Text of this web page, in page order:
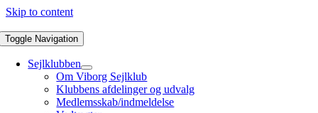
Skip to content
Toggle Navigation
Sejlklubben
Om Viborg Sejlklub
Klubbens afdelinger og udvalg
Medlemsskab/indmeldelse